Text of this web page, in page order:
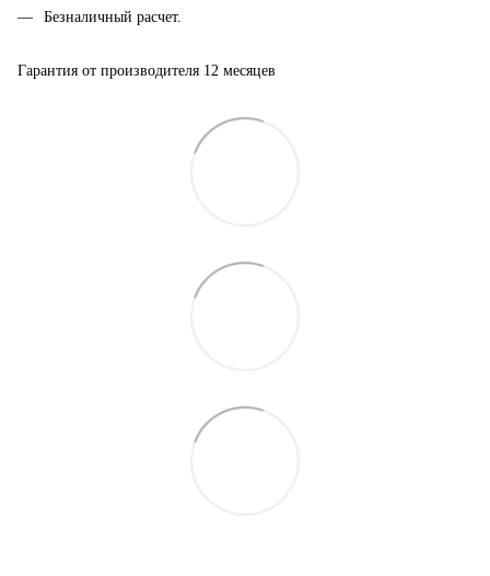
Безналичный расчет.
Гарантия от производителя 12 месяцев